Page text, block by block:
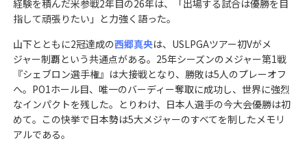
経験を積んだ米参戦2年目の26年は、「出場する試合は優勝を目
指して頑張りたい」と力強く語った。
山下とともに2冠達成の西郷真央は、USLPGAツアー初Vがメ
ジャー制覇という共通点がある。25年シーズンのメジャー第1戦
『シェブロン選手権』は大接戦となり、勝敗は5人のプレーオフ
へ。PO1ホール目、唯一のバーディー奪取に成功し、世界に強烈
なインパクトを残した。とりわけ、日本人選手の今大会優勝は初
めて。この快挙で日本勢は5大メジャーのすべてを制したメモリ
アルである。